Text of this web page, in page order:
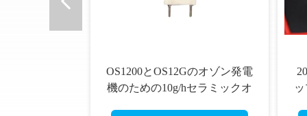
とOS12Gのオゾン発電
ための10g/hセラミックオ
20g 8pcs オゾンプレートギ
ップ放出 セラミックオゾン